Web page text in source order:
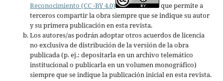
Reconocimiento (CC -BY 4.0)
que permite a
terceros compartir la obra siempre que se indique su autor
y su primera publicación en esta revista.
Los autores/as podrán adoptar otros acuerdos de licencia
no exclusiva de distribución de la versión de la obra
publicada (p. ej.: depositarla en un archivo telemático
institucional o publicarla en un volumen monográfico)
siempre que se indique la publicación inicial en esta revista.